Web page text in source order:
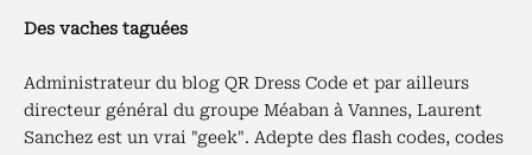
Des vaches taguées
Administrateur du blog QR Dress Code et par ailleurs
directeur général du groupe Méaban à Vannes, Laurent
Sanchez est un vrai "geek". Adepte des flash codes, codes